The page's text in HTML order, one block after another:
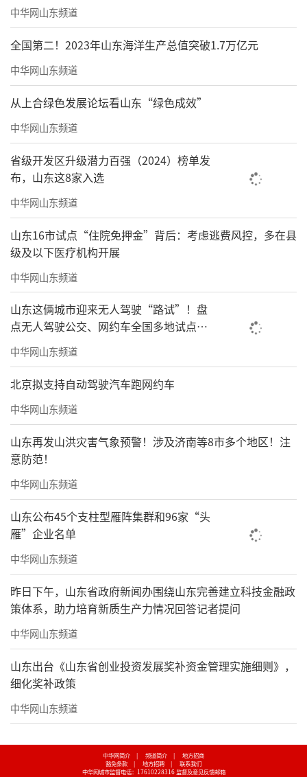
中华网山东频道
全国第二！2023年山东海洋生产总值突破1.7万亿元
中华网山东频道
从上合绿色发展论坛看山东“绿色成效”
中华网山东频道
省级开发区升级潜力百强（2024）榜单发
布，山东这8家入选
中华网山东频道
山东16市试点“住院免押金”背后：考虑逃费风控，多在县
级及以下医疗机构开展
中华网山东频道
山东这俩城市迎来无人驾驶“路试”！盘
点无人驾驶公交、网约车全国多地试点之
路
中华网山东频道
北京拟支持自动驾驶汽车跑网约车
中华网山东频道
山东再发山洪灾害气象预警！涉及济南等8市多个地区！注
意防范！
中华网山东频道
山东公布45个支柱型雁阵集群和96家“头
雁”企业名单
中华网山东频道
昨日下午，山东省政府新闻办围绕山东完善建立科技金融政
策体系，助力培育新质生产力情况回答记者提问
中华网山东频道
山东出台《山东省创业投资发展奖补资金管理实施细则》，
细化奖补政策
中华网山东频道
中华网简介 | 频道简介 |
地方招商
豁免条款
| 地方招聘 |
联系我们
中华网城市监督电话：17610228316 监督及意见反馈邮箱